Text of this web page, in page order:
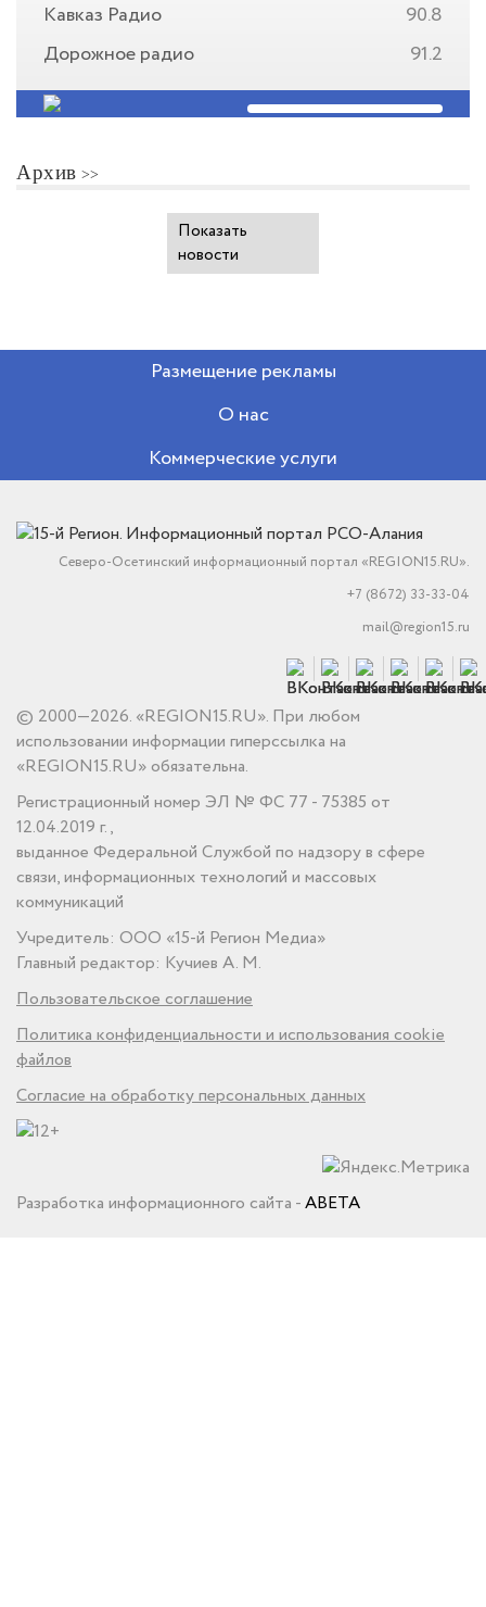
Кавказ Радио
90.8
Дорожное радио
91.2
Архив
Показать
новости
Размещение рекламы
О нас
Коммерческие услуги
Северо-Осетинский информационный портал «REGION15.RU».
+7 (8672) 33-33-04
mail@region15.ru
© 2000—2026. «REGION15.RU». При любом
использовании информации гиперссылка на
«REGION15.RU» обязательна.
Регистрационный номер ЭЛ № ФС 77 - 75385 от
12.04.2019 г.,
выданное Федеральной Службой по надзору в сфере
связи, информационных технологий и массовых
коммуникаций
Учредитель: ООО «15-й Регион Медиа»
Главный редактор: Кучиев А. М.
Пользовательское соглашение
Политика конфиденциальности и использования cookie
файлов
Согласие на обработку персональных данных
Разработка информационного сайта -ABETA